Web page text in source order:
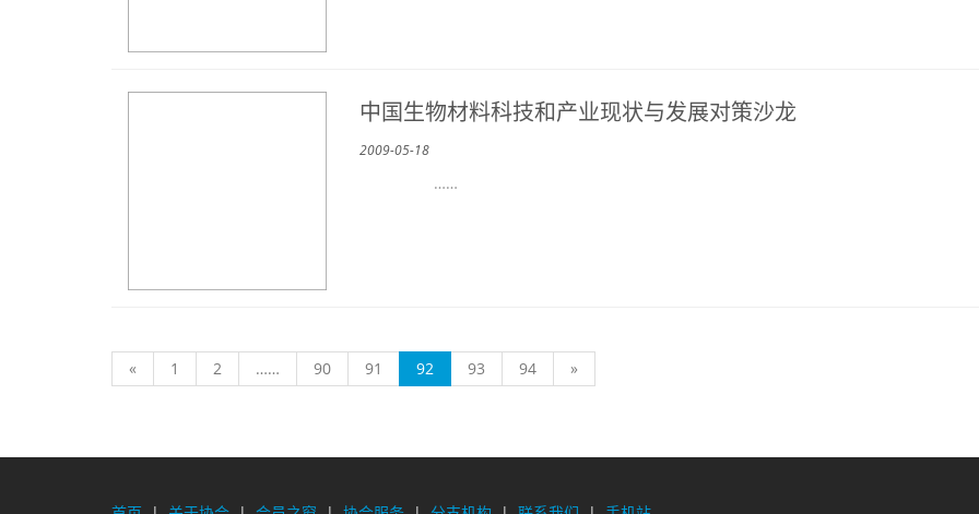
中国生物材料科技和产业现状与发展对策沙龙
2009-05-18
……
« 1 2 …… 90 91 92 (current)
93 94 »